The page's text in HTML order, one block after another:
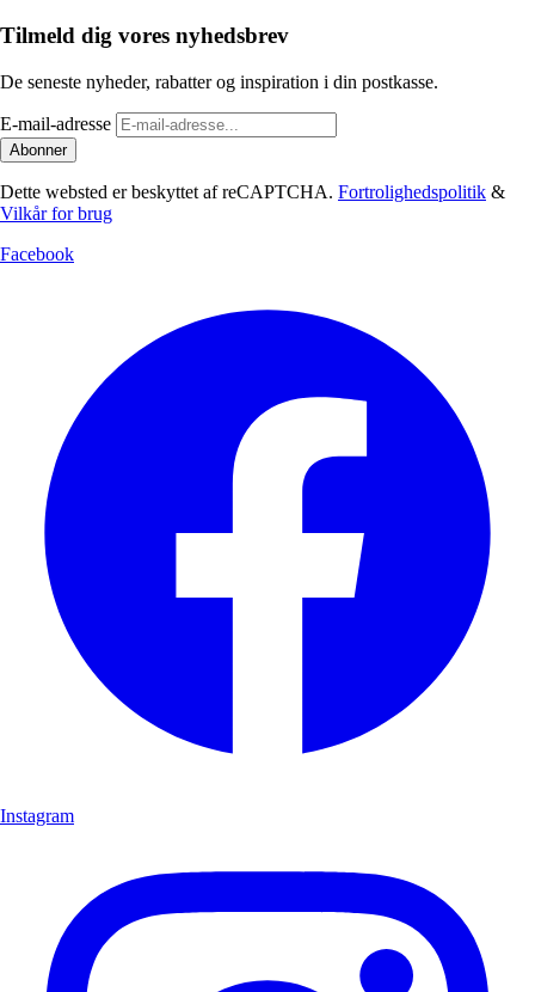
Tilmeld dig vores nyhedsbrev
De seneste nyheder, rabatter og inspiration i din postkasse.
E-mail-adresse
Abonner
Dette websted er beskyttet af reCAPTCHA. Fortrolighedspolitik &
Vilkår for brug
Facebook
Instagram